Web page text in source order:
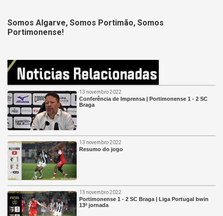
Somos Algarve, Somos Portimão, Somos
Portimonense!
13 novembro 2022
Conferência de Imprensa | Portimonense 1 - 2 SC
Braga
13 novembro 2022
Resumo do jogo
13 novembro 2022
Portimonense 1 - 2 SC Braga | Liga Portugal bwin
13ª jornada